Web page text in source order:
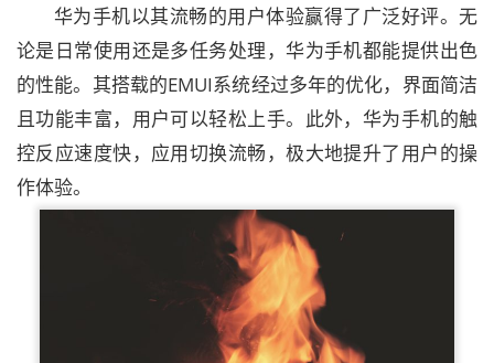
华为手机以其流畅的用户体验赢得了广泛好评。无
论是日常使用还是多任务处理，华为手机都能提供出色
的性能。其搭载的EMUI系统经过多年的优化，界面简洁
且功能丰富，用户可以轻松上手。此外，华为手机的触
控反应速度快，应用切换流畅，极大地提升了用户的操
作体验。